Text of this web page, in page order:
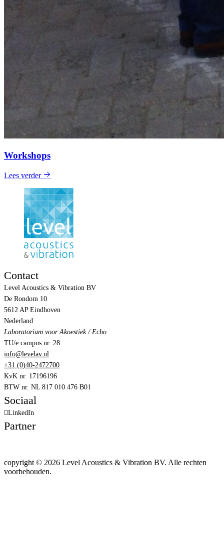
Workshops
Lees verder
Contact
Level Acoustics & Vibration BV
De Rondom 10
5612 AP Eindhoven
Nederland
Laboratorium voor Akoestiek / Echo
TU/e campus nr. 28
info@levelav.nl
+31 (0)40-2472700
KvK nr. 17196196
BTW nr. NL 817 010 476 B01
Sociaal
LinkedIn
Partner
copyright © 2026 Level Acoustics & Vibration BV. Alle rechten
voorbehouden.